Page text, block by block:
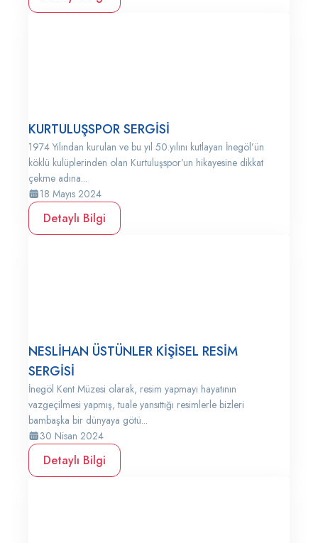
KURTULUŞSPOR SERGİSİ
1974 Yılından kurulan ve bu yıl 50.yılını kutlayan İnegöl’ün
köklü kulüplerinden olan Kurtuluşspor’un hikayesine dikkat
çekme adına...
18 Mayıs 2024
Detaylı Bilgi
NESLİHAN ÜSTÜNLER KİŞİSEL RESİM
SERGİSİ
İnegöl Kent Müzesi olarak, resim yapmayı hayatının
vazgeçilmesi yapmış, tuale yansıttığı resimlerle bizleri
bambaşka bir dünyaya götü...
30 Nisan 2024
Detaylı Bilgi